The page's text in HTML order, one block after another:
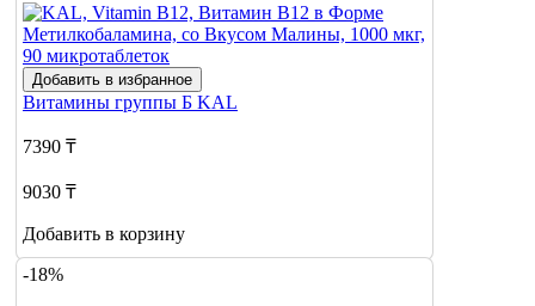
Добавить в избранное
Витамины группы Б KAL
7390 ₸
9030 ₸
Добавить в корзину
-18%